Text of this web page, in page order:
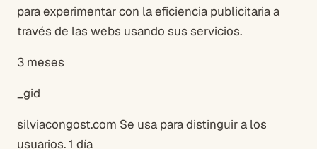
para experimentar con la eficiencia publicitaria a
través de las webs usando sus servicios.
3 meses
_gid
silviacongost.com Se usa para distinguir a los
usuarios. 1 día